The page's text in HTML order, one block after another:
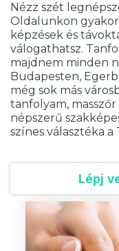
Nézz szét
Oldalunkon
képzések és
válogathatsz.
majdnem minden
Budapesten,
még sok más
tanfolyam,
népszerű
színes választéka
Lépj